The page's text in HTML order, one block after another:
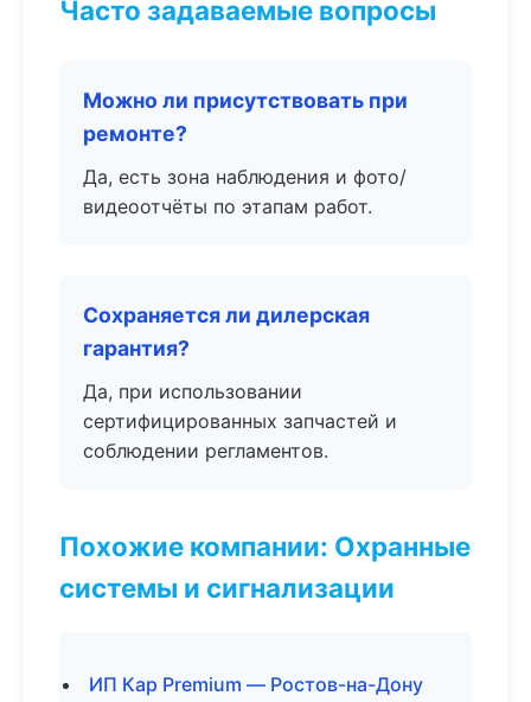
Часто задаваемые вопросы
Можно ли присутствовать при
ремонте?
Да, есть зона наблюдения и фото/
видеоотчёты по этапам работ.
Сохраняется ли дилерская
гарантия?
Да, при использовании
сертифицированных запчастей и
соблюдении регламентов.
Похожие компании: Охранные
системы и сигнализации
ИП Кар Premium — Ростов-на-Дону